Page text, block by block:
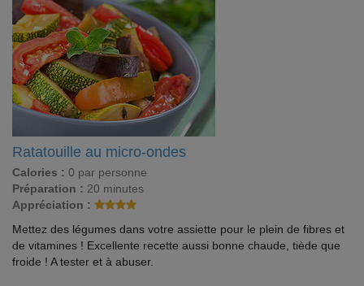
Ratatouille au micro-ondes
Calories : 0 par personne
Préparation : 20 minutes
Appréciation :
Mettez des légumes dans votre assiette pour le plein de fibres et
de vitamines ! Excellente recette aussi bonne chaude, tiède que
froide ! A tester et à abuser.